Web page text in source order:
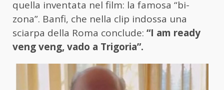
quella inventata nel film: la famosa “bi-
zona”. Banfi, che nella clip indossa una
sciarpa della Roma conclude: “I am ready
veng veng, vado a Trigoria”.